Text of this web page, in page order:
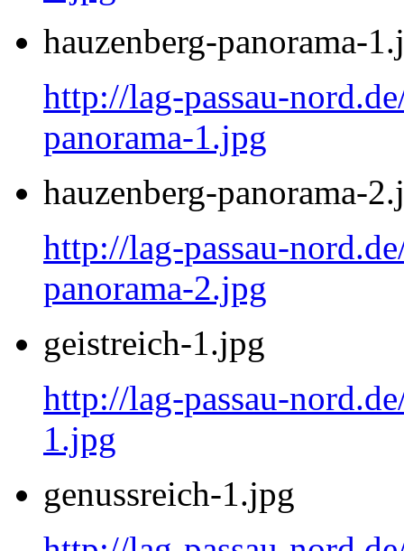
hauzenberg-panorama-
http://lag-passau-
panorama-1.jpg
hauzenberg-panorama-
http://lag-passau-
panorama-2.jpg
geistreich-1.jpg
http://lag-passau-
1.jpg
genussreich-1.jpg